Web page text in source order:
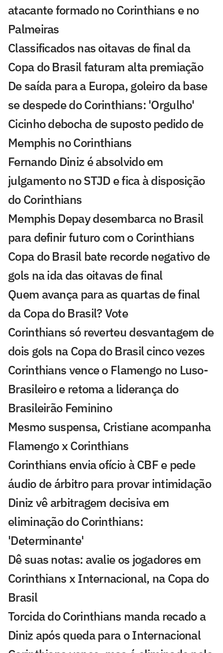
atacante formado no Corinthians e no
Palmeiras
Classificados nas oitavas de final da
Copa do Brasil faturam alta premiação
De saída para a Europa, goleiro da base
se despede do Corinthians: 'Orgulho'
Cicinho debocha de suposto pedido de
Memphis no Corinthians
Fernando Diniz é absolvido em
julgamento no STJD e fica à disposição
do Corinthians
Memphis Depay desembarca no Brasil
para definir futuro com o Corinthians
Copa do Brasil bate recorde negativo de
gols na ida das oitavas de final
Quem avança para as quartas de final
da Copa do Brasil? Vote
Corinthians só reverteu desvantagem de
dois gols na Copa do Brasil cinco vezes
Corinthians vence o Flamengo no Luso-
Brasileiro e retoma a liderança do
Brasileirão Feminino
Mesmo suspensa, Cristiane acompanha
Flamengo x Corinthians
Corinthians envia ofício à CBF e pede
áudio de árbitro para provar intimidação
Diniz vê arbitragem decisiva em
eliminação do Corinthians:
'Determinante'
Dê suas notas: avalie os jogadores em
Corinthians x Internacional, na Copa do
Brasil
Torcida do Corinthians manda recado a
Diniz após queda para o Internacional